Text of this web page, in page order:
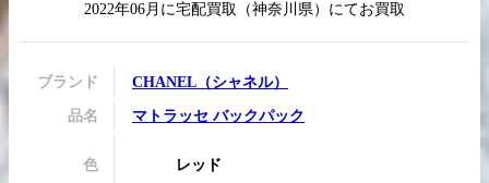
2022年06月 に宅配買取 （神奈川県）にてお買取
ブランド CHANEL （シャネル）
品名 マトラッセ バックパック
色 レッド